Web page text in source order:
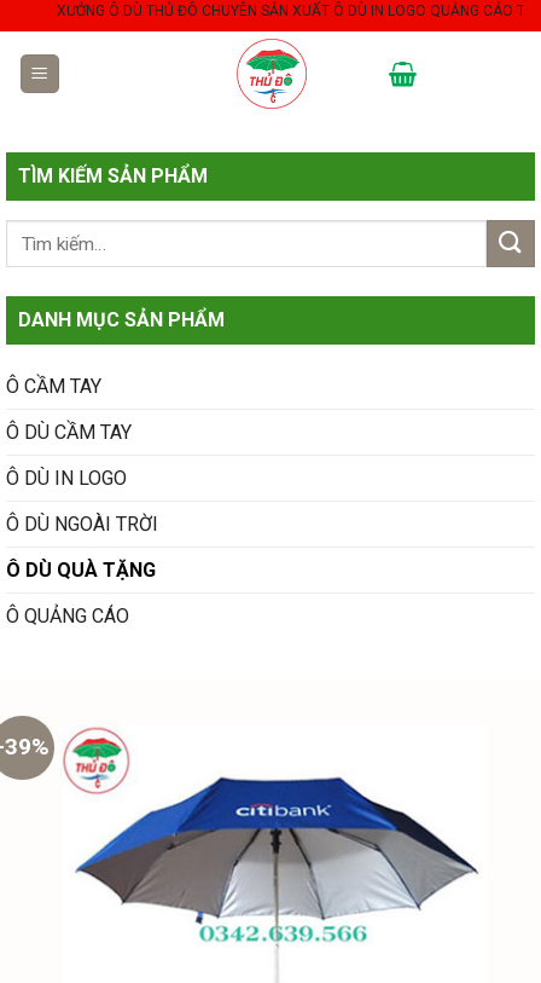
content
XƯỞNG Ô DÙ THỦ ĐÔ CHUYÊN SẢN XUẤT Ô DÙ IN LOGO QUẢNG CÁO THEO
TÌM KIẾM SẢN PHẨM
DANH MỤC SẢN PHẨM
Ô CẦM TAY
Ô DÙ CẦM TAY
Ô DÙ IN LOGO
Ô DÙ NGOÀI TRỜI
Ô DÙ QUÀ TẶNG
Ô QUẢNG CÁO